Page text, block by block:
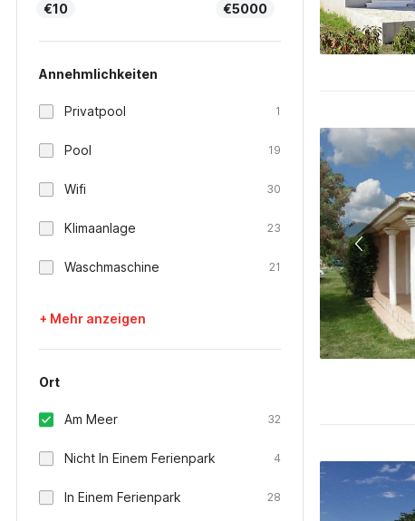
€10 €5000
Annehmlichkeiten
Privatpool 1
Pool 19
Wifi 30
Klimaanlage 23
Waschmaschine 21
+ Mehr anzeigen
Ort
Am Meer 32
Nicht In Einem Ferienpark 4
In Einem Ferienpark 28